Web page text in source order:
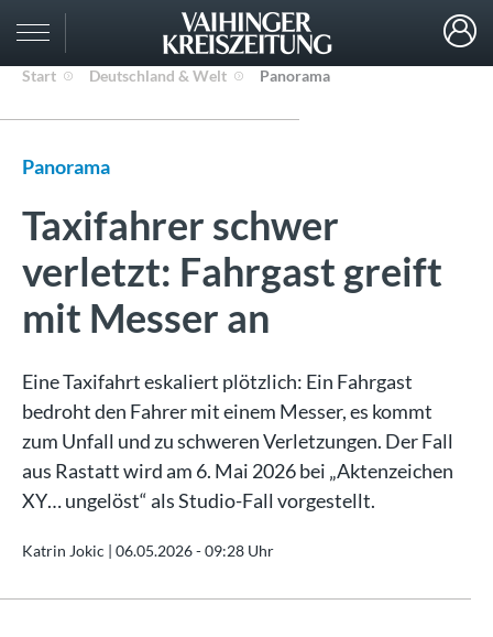
Start Deutschland & Welt Panorama
Panorama
Taxifahrer schwer
verletzt: Fahrgast greift
mit Messer an
Eine Taxifahrt eskaliert plötzlich: Ein Fahrgast
bedroht den Fahrer mit einem Messer, es kommt
zum Unfall und zu schweren Verletzungen. Der Fall
aus Rastatt wird am 6. Mai 2026 bei „Aktenzeichen
XY… ungelöst“ als Studio-Fall vorgestellt.
Katrin Jokic | 06.05.2026 - 09:28 Uhr